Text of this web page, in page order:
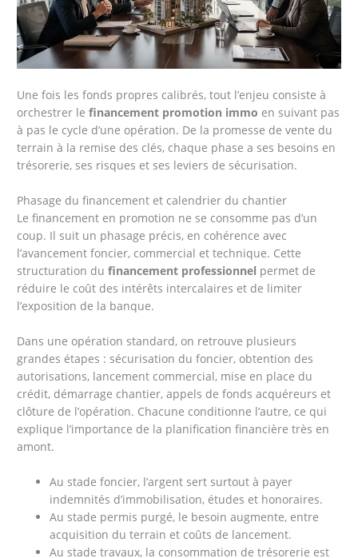
Une fois les fonds propres calibrés, tout l’enjeu consiste à
orchestrer lefinancement promotion immo en suivant pas
à pas le cycle d’une opération. De la promesse de vente du
terrain à la remise des clés, chaque phase a ses besoins en
trésorerie, ses risques et ses leviers de sécurisation.
Phasage du financement et calendrier du chantier
Le financement en promotion ne se consomme pas d’un
coup. Il suit un phasage précis, en cohérence avec
l’avancement foncier, commercial et technique. Cette
structuration dufinancement professionnel permet de
réduire le coût des intérêts intercalaires et de limiter
l’exposition de la banque.
Dans une opération standard, on retrouve plusieurs
grandes étapes : sécurisation du foncier, obtention des
autorisations, lancement commercial, mise en place du
crédit, démarrage chantier, appels de fonds acquéreurs et
clôture de l’opération. Chacune conditionne l’autre, ce qui
explique l’importance de la planification financière très en
amont.
Au stade foncier, l’argent sert surtout à payer
indemnités d’immobilisation, études et honoraires.
Au stade permis purgé, le besoin augmente, entre
acquisition du terrain et coûts de lancement.
Au stade travaux, la consommation de trésorerie est